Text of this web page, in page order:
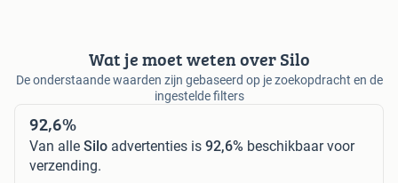
Wat je moet weten over Silo
De onderstaande waarden zijn gebaseerd op je zoekopdracht en de
ingestelde filters
92,6%
Van alle Silo advertenties is 92,6% beschikbaar voor
verzending.